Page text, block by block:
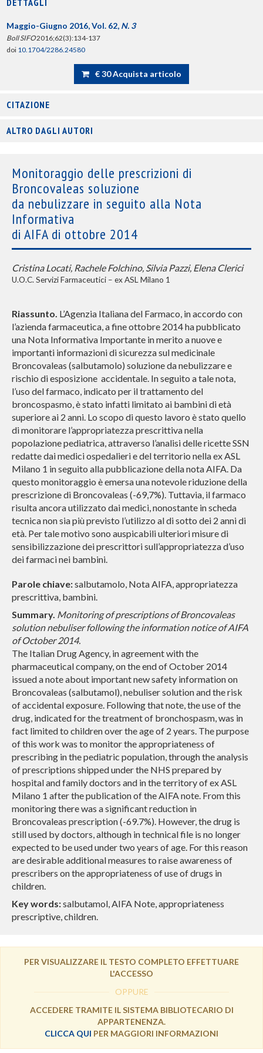
DETTAGLI
Maggio-Giugno 2016, Vol. 62, N. 3
Boll SIFO2016;62(3):134-137
doi 10.1704/2286.24580
€ 30 Acquista articolo
CITAZIONE
ALTRO DAGLI AUTORI
Monitoraggio delle prescrizioni di
Broncovaleas soluzione
da nebulizzare in seguito alla Nota
Informativa
di AIFA di ottobre 2014
Cristina Locati, Rachele Folchino, Silvia Pazzi, Elena Clerici
U.O.C. Servizi Farmaceutici – ex ASL Milano 1
Riassunto. L’Agenzia Italiana del Farmaco, in accordo con
l’azienda farmaceutica, a fine ottobre 2014 ha pubblicato
una Nota Informativa Importante in merito a nuove e
importanti informazioni di sicurezza sul medicinale
Broncovaleas (salbutamolo) soluzione da nebulizzare e
rischio di esposizione accidentale. In seguito a tale nota,
l’uso del farmaco, indicato per il trattamento del
broncospasmo, è stato infatti limitato ai bambini di età
superiore ai 2 anni. Lo scopo di questo lavoro è stato quello
di monitorare l’appropriatezza prescrittiva nella
popolazione pediatrica, attraverso l’analisi delle ricette SSN
redatte dai medici ospedalieri e del territorio nella ex ASL
Milano 1 in seguito alla pubblicazione della nota AIFA. Da
questo monitoraggio è emersa una notevole riduzione della
prescrizione di Broncovaleas (-69,7%). Tuttavia, il farmaco
risulta ancora utilizzato dai medici, nonostante in scheda
tecnica non sia più previsto l’utilizzo al di sotto dei 2 anni di
età. Per tale motivo sono auspicabili ulteriori misure di
sensibilizzazione dei prescrittori sull’appropriatezza d’uso
dei farmaci nei bambini.
Parole chiave:salbutamolo, Nota AIFA, appropriatezza
prescrittiva, bambini.
Summary. Monitoring of prescriptions of Broncovaleas
solution nebuliser following the information notice of AIFA
of October 2014.
The Italian Drug Agency, in agreement with the
pharmaceutical company, on the end of October 2014
issued a note about important new safety information on
Broncovaleas (salbutamol), nebuliser solution and the risk
of accidental exposure. Following that note, the use of the
drug, indicated for the treatment of bronchospasm, was in
fact limited to children over the age of 2 years. The purpose
of this work was to monitor the appropriateness of
prescribing in the pediatric population, through the analysis
of prescriptions shipped under the NHS prepared by
hospital and family doctors and in the territory of ex ASL
Milano 1 after the publication of the AIFA note. From this
monitoring there was a significant reduction in
Broncovaleas prescription (-69.7%). However, the drug is
still used by doctors, although in technical file is no longer
expected to be used under two years of age. For this reason
are desirable additional measures to raise awareness of
prescribers on the appropriateness of use of drugs in
children.
Key words:salbutamol, AIFA Note, appropriateness
prescriptive, children.
PER VISUALIZZARE IL TESTO COMPLETO EFFETTUARE
L'ACCESSO
OPPURE
ACCEDERE TRAMITE IL SISTEMA BIBLIOTECARIO DI
APPARTENENZA.
CLICCA QUI PER MAGGIORI INFORMAZIONI